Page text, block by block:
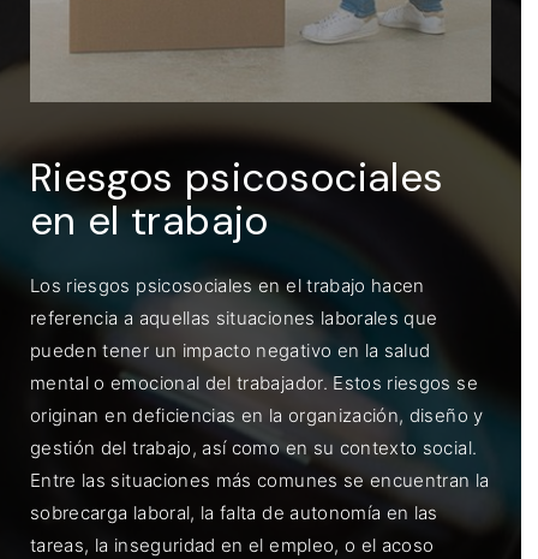
Riesgos psicosociales
en el trabajo
Los riesgos psicosociales en el trabajo hacen
referencia a aquellas situaciones laborales que
pueden tener un impacto negativo en la salud
mental o emocional del trabajador. Estos riesgos se
originan en deficiencias en la organización, diseño y
gestión del trabajo, así como en su contexto social.
Entre las situaciones más comunes se encuentran la
sobrecarga laboral, la falta de autonomía en las
tareas, la inseguridad en el empleo, o el acoso